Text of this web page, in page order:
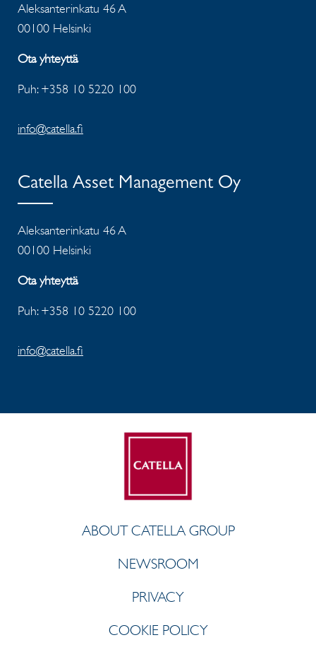
Aleksanterinkatu 46 A
00100 Helsinki
Ota yhteyttä
Puh: +358 10 5220 100
info@catella.fi
Catella Asset Management Oy
Aleksanterinkatu 46 A
00100 Helsinki
Ota yhteyttä
Puh: +358 10 5220 100
info@catella.fi
ABOUT CATELLA GROUP
NEWSROOM
PRIVACY
COOKIE POLICY